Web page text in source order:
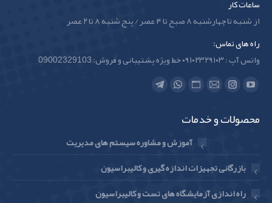
ساعات کار
از شنبه تا چهارشنبه ۸ صبح تا ۴ عصر / پنج شنبه ۸ تا ۲ عصر
راه های تماس:
واتس آپ : ۰۹۱۰۲۳۲۹۱۰۳ خط ویژه پشتیبانی و فروش: 09002329103
Find us on:
YouTube
opens
window
Instagram
opens
window
Mail
opens
window
Website
opens
in
window
Whatsapp
in
window
Telegram
in
window
محصولات و خدمات
آموزش و مشاوره سیستم های مدیریت
بازرگانی تجهیزات اندازه گیری و کالیبراسیون
راه اندازی آزمایشگاه های تست و کالیبراسیون